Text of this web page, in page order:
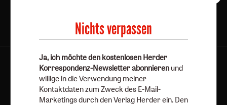
AGB und Widerrufsbelehrung
Datenschutz
Barrierefreiheit
Impressum
Nichts verpassen
Ja, ich möchte den kostenlosen Herder
Korrespondenz-Newsletter abonnieren und
willige in die Verwendung meiner
Kontaktdaten zum Zweck des E-Mail-
Marketings durch den Verlag Herder ein. Den